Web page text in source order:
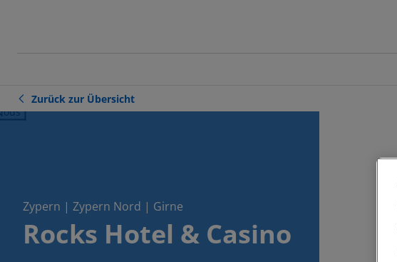
Zurück zur Übersicht
Zypern | Zypern Nord | Girne
Rocks Hotel & Casino